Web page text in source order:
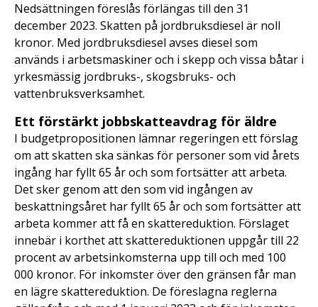
Nedsättningen föreslås förlängas till den 31
december 2023. Skatten på jordbruksdiesel är noll
kronor. Med jordbruksdiesel avses diesel som
används i arbetsmaskiner och i skepp och vissa båtar i
yrkesmässig jordbruks-, skogsbruks- och
vattenbruksverksamhet.
Ett förstärkt jobbskatteavdrag för äldre
I budgetpropositionen lämnar regeringen ett förslag
om att skatten ska sänkas för personer som vid årets
ingång har fyllt 65 år och som fortsätter att arbeta.
Det sker genom att den som vid ingången av
beskattningsåret har fyllt 65 år och som fortsätter att
arbeta kommer att få en skattereduktion. Förslaget
innebär i korthet att skattereduktionen uppgår till 22
procent av arbetsinkomsterna upp till och med 100
000 kronor. För inkomster över den gränsen får man
en lägre skattereduktion. De föreslagna reglerna